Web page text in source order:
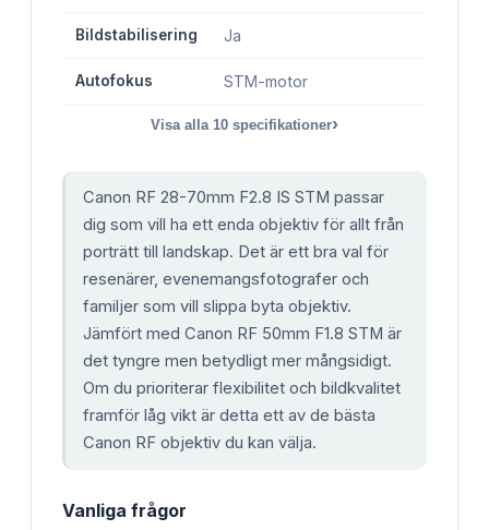
Bildstabilisering Ja
Autofokus STM-motor
Visa alla 10 specifikationer›
Canon RF 28-70mm F2.8 IS STM passar
dig som vill ha ett enda objektiv för allt från
porträtt till landskap. Det är ett bra val för
resenärer, evenemangsfotografer och
familjer som vill slippa byta objektiv.
Jämfört med Canon RF 50mm F1.8 STM är
det tyngre men betydligt mer mångsidigt.
Om du prioriterar flexibilitet och bildkvalitet
framför låg vikt är detta ett av de bästa
Canon RF objektiv du kan välja.
Vanliga frågor